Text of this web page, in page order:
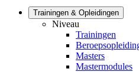
Trainingen & Opleidingen
Niveau
Trainingen
Masters
Mastermodules